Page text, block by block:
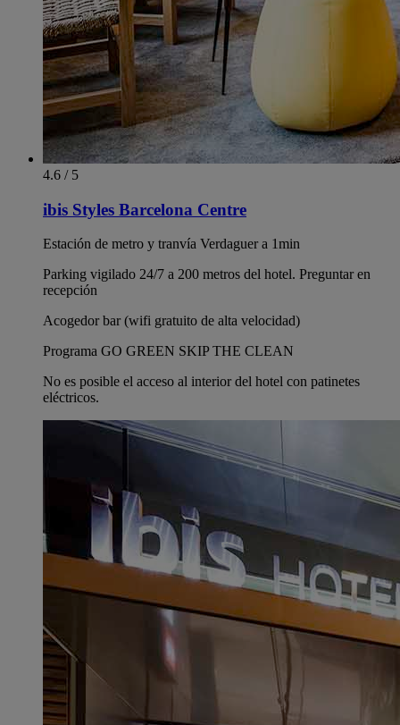
4.6 / 5
ibis Styles Barcelona Centre
Estación de metro y tranvía Verdaguer a 1min
Parking vigilado 24/7 a 200 metros del hotel. Preguntar en
recepción
Acogedor bar (wifi gratuito de alta velocidad)
Programa GO GREEN SKIP THE CLEAN
No es posible el acceso al interior del hotel con patinetes
eléctricos.